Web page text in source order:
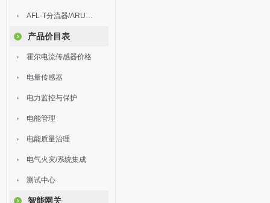
AFL-T分流器/ARU浪涌保护器
产品价目表
霍尔电流传感器价格
电量传感器
电力监控与保护
电能管理
电能质量治理
电气火灾/系统集成
测试中心
智能网关